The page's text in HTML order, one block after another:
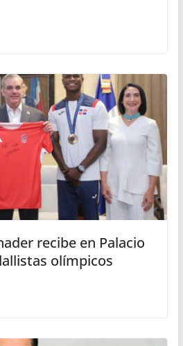
recibe en Palacio
olímpicos